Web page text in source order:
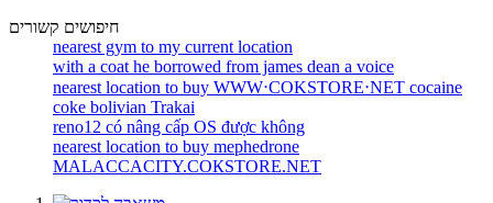
חיפושים קשורים
nearest gym to my current location
with a coat he borrowed from james dean a voice
nearest location to buy WWW‧COKSTORE‧NET cocaine
coke bolivian Trakai
reno12 có nâng cấp OS được không
nearest location to buy mephedrone
MALACCACITY.СОКSТОRE.NET